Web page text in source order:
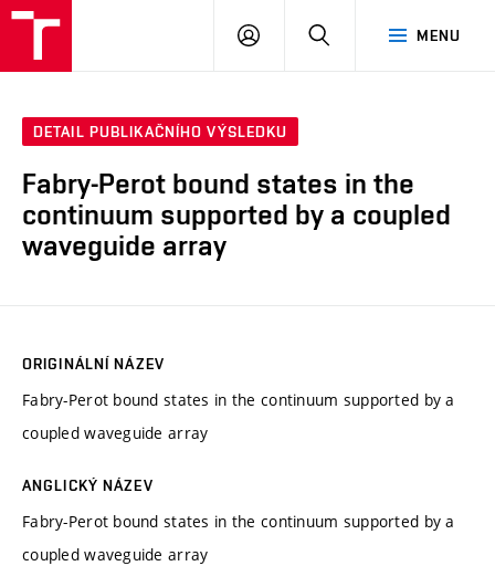
MENU
PŘIHLÁSIT
DETAIL PUBLIKAČNÍHO VÝSLEDKU
Fabry-Perot bound states in the
continuum supported by a coupled
waveguide array
ORIGINÁLNÍ NÁZEV
Fabry-Perot bound states in the continuum supported by a
coupled waveguide array
ANGLICKÝ NÁZEV
Fabry-Perot bound states in the continuum supported by a
coupled waveguide array